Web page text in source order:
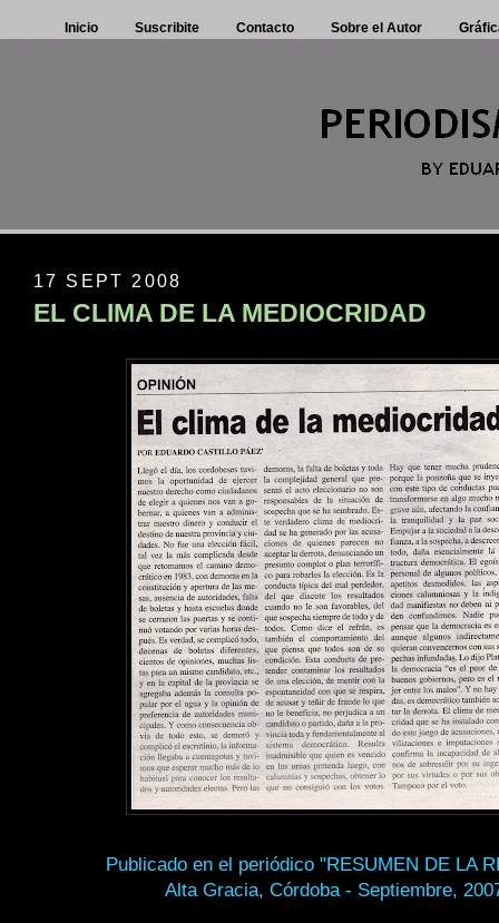
Inicio Suscribite Contacto Sobre el Autor
17 SEPT 2008
EL CLIMA DE LA MEDIOCRIDAD
Publicado en el periódico "RESUMEN DE LA
Alta Gracia, Córdoba - Septiembre,